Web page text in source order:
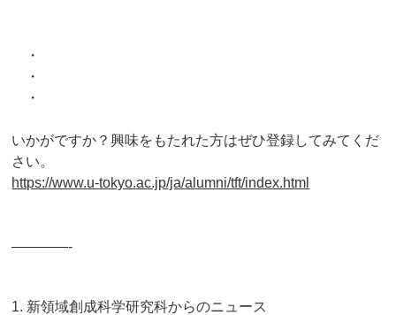
・
・
・
いかがですか？興味をもたれた方はぜひ登録してみてくだ
さい。
https://www.u-tokyo.ac.jp/ja/alumni/tft/index.html
————-
1. 新領域創成科学研究科からのニュース